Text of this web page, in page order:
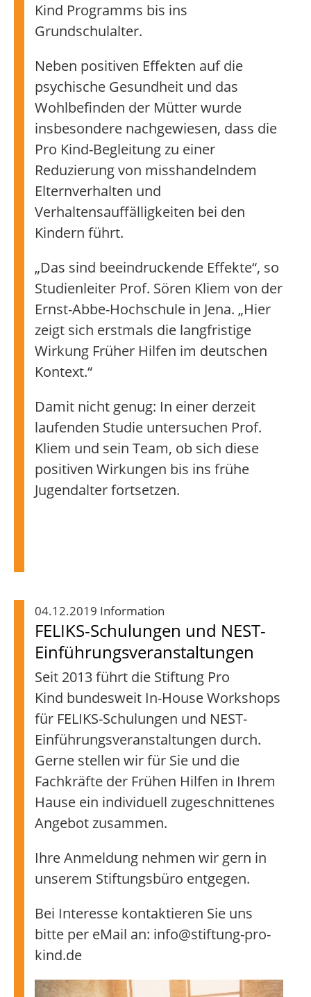
Kind Programms bis ins
Grundschulalter.
Neben positiven Effekten auf die
psychische Gesundheit und das
Wohlbefinden der Mütter wurde
insbesondere nachgewiesen, dass die
Pro Kind-Begleitung zu einer
Reduzierung von misshandelndem
Elternverhalten und
Verhaltensauffälligkeiten bei den
Kindern führt.
„Das sind beeindruckende Effekte“, so
Studienleiter Prof. Sören Kliem von der
Ernst-Abbe-Hochschule in Jena. „Hier
zeigt sich erstmals die langfristige
Wirkung Früher Hilfen im deutschen
Kontext.“
Damit nicht genug: In einer derzeit
laufenden Studie untersuchen Prof.
Kliem und sein Team, ob sich diese
positiven Wirkungen bis ins frühe
Jugendalter fortsetzen.
04.12.2019 Information
FELIKS-Schulungen und NEST-
Einführungsveranstaltungen
Seit 2013 führt die Stiftung Pro
Kind bundesweit In-House Workshops
für FELIKS-Schulungen und NEST-
Einführungsveranstaltungen durch.
Gerne stellen wir für Sie und die
Fachkräfte der Frühen Hilfen in Ihrem
Hause ein individuell zugeschnittenes
Angebot zusammen.
Ihre Anmeldung nehmen wir gern in
unserem Stiftungsbüro entgegen.
Bei Interesse kontaktieren Sie uns
bitte per eMail an: info@stiftung-pro-
kind.de